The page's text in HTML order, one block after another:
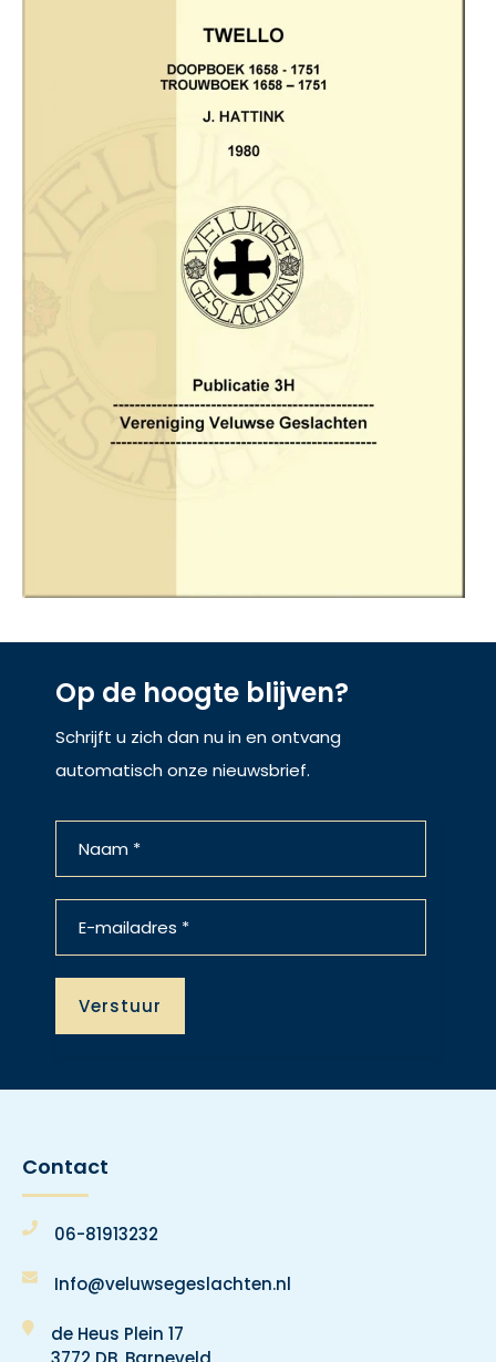
Op de hoogte blijven?
Schrijft u zich dan nu in en ontvang
automatisch onze nieuwsbrief.
Contact
06-81913232
Info@veluwsegeslachten.nl
de Heus Plein 17